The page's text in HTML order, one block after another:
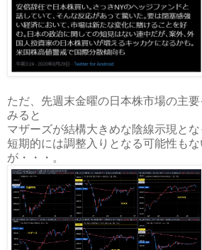
ただ、先週末金曜の日本株市場の主
みると
マザーズが結構大きめな陰線示現と
短期的には調整入りとなる可能性も
が・・・。